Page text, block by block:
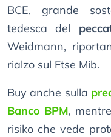
BCE, grande
tedesca del
Weidmann,
rialzo sul Ftse Mib.
Buy anche sulla
Banco BPM,
risiko che vede